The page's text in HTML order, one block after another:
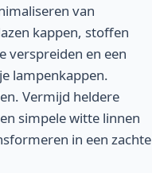
van
kappen, stoffen
verspreiden en een
lampenkappen.
Vermijd heldere
simpele witte linnen
in een zachte